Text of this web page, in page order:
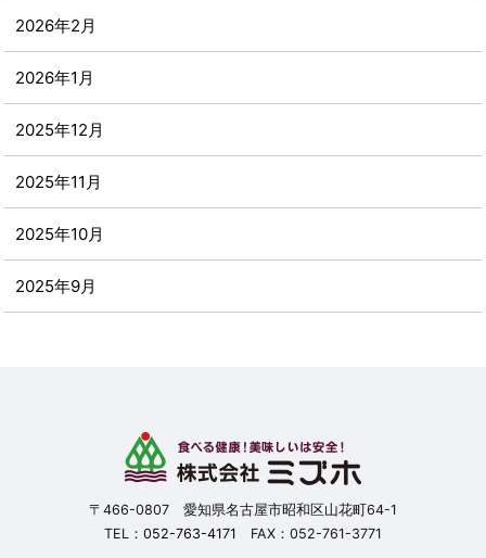
2026年2月
2026年1月
2025年12月
2025年11月
2025年10月
2025年9月
〒466-0807 愛知県名古屋市昭和区山花町64-1
TEL： 052-763-4171 FAX：052-761-3771